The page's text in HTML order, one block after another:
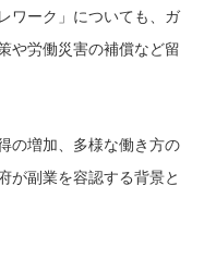
ワーク」についても、ガ
や労働災害の補償など留
の増加、多様な働き方の
が副業を容認する背景と